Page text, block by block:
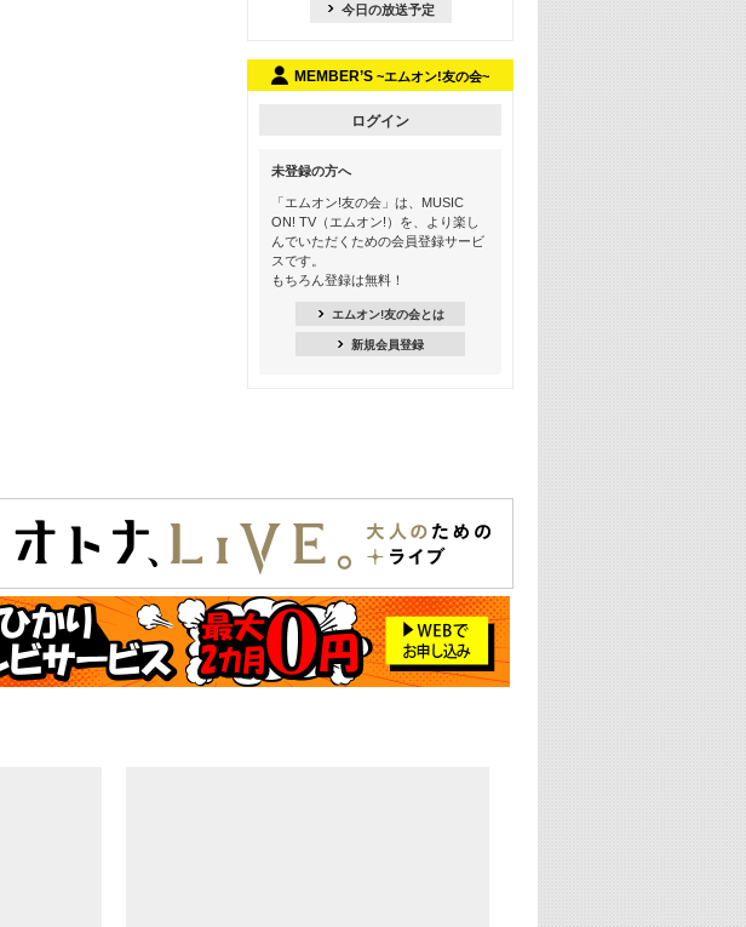
M-ON! カラオケカウントダウン 50
Official髭男dism特集
よりぬき! この夏聴きたい! サマーソン
グメドレー【歌詞入り】
21:00
季節を感じよう! シーズンソング特集
-8月編-【歌詞入り】
ージックビデオ特集
24:00
K-POP 第3世代特集
K-POP 第4世代特集
25:00
あのころヒッツ! 一挙5時間！
2021→2025年
今日の放送予定
MEMBER’S ~エムオン!友の会~
ログイン
未登録の方へ
「エムオン!友の会」は、MUSIC
ON! TV（エムオン!）を、より楽し
んでいただくための会員登録サービ
スです。
もちろん登録は無料！
エムオン!友の会とは
新規会員登録